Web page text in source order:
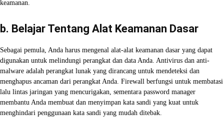
keamanan.
b. Belajar Tentang Alat Keamanan Dasar
Sebagai pemula, Anda harus mengenal alat-alat keamanan dasar yang dapat
digunakan untuk melindungi perangkat dan data Anda. Antivirus dan anti-
malware adalah perangkat lunak yang dirancang untuk mendeteksi dan
menghapus ancaman dari perangkat Anda. Firewall berfungsi untuk membatasi
lalu lintas jaringan yang mencurigakan, sementara password manager
membantu Anda membuat dan menyimpan kata sandi yang kuat untuk
menghindari penggunaan kata sandi yang mudah ditebak.